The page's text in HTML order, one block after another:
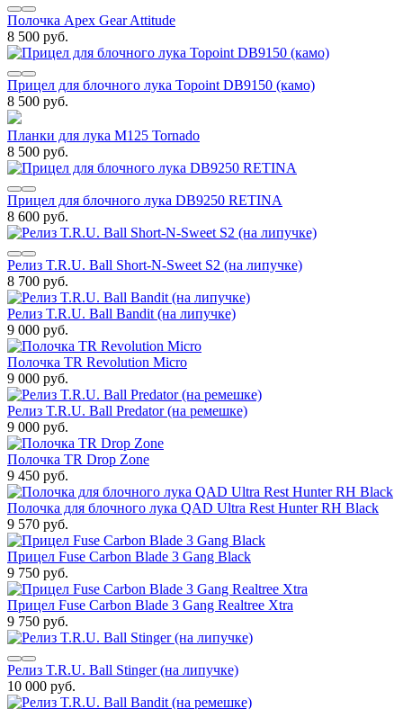
Полочка Apex Gear Attitude
8 500 руб.
Прицел для блочного лука Topoint DB9150 (камо)
8 500 руб.
Планки для лука M125 Tornado
8 500 руб.
Прицел для блочного лука DB9250 RETINA
8 600 руб.
Релиз T.R.U. Ball Short-N-Sweet S2 (на липучке)
8 700 руб.
Релиз T.R.U. Ball Bandit (на липучке)
9 000 руб.
Полочка TR Revolution Micro
9 000 руб.
Релиз T.R.U. Ball Predator (на ремешке)
9 000 руб.
Полочка TR Drop Zone
9 450 руб.
Полочка для блочного лука QAD Ultra Rest Hunter RH Black
9 570 руб.
Прицел Fuse Carbon Blade 3 Gang Black
9 750 руб.
Прицел Fuse Carbon Blade 3 Gang Realtree Xtra
9 750 руб.
Релиз T.R.U. Ball Stinger (на липучке)
10 000 руб.